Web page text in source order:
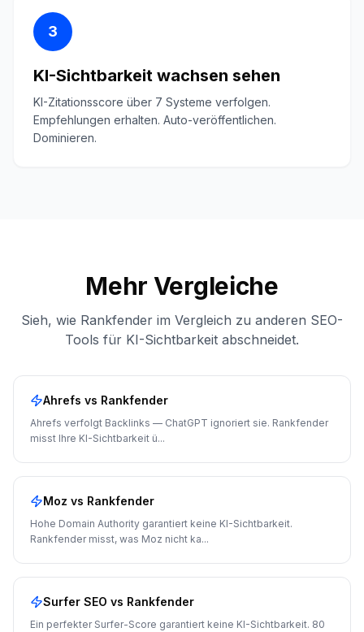
3
KI-Sichtbarkeit wachsen sehen
KI-Zitationsscore über 7 Systeme verfolgen.
Empfehlungen erhalten. Auto-veröffentlichen.
Dominieren.
Mehr Vergleiche
Sieh, wie Rankfender im Vergleich zu anderen SEO-
Tools für KI-Sichtbarkeit abschneidet.
Ahrefs vs Rankfender
Ahrefs verfolgt Backlinks — ChatGPT ignoriert sie. Rankfender
misst Ihre KI-Sichtbarkeit ü...
Moz vs Rankfender
Hohe Domain Authority garantiert keine KI-Sichtbarkeit.
Rankfender misst, was Moz nicht ka...
Surfer SEO vs Rankfender
Ein perfekter Surfer-Score garantiert keine KI-Sichtbarkeit. 80